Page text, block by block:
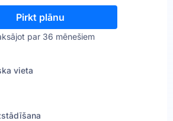
Pirkt plānu
par 36 mēnešiem
vieta